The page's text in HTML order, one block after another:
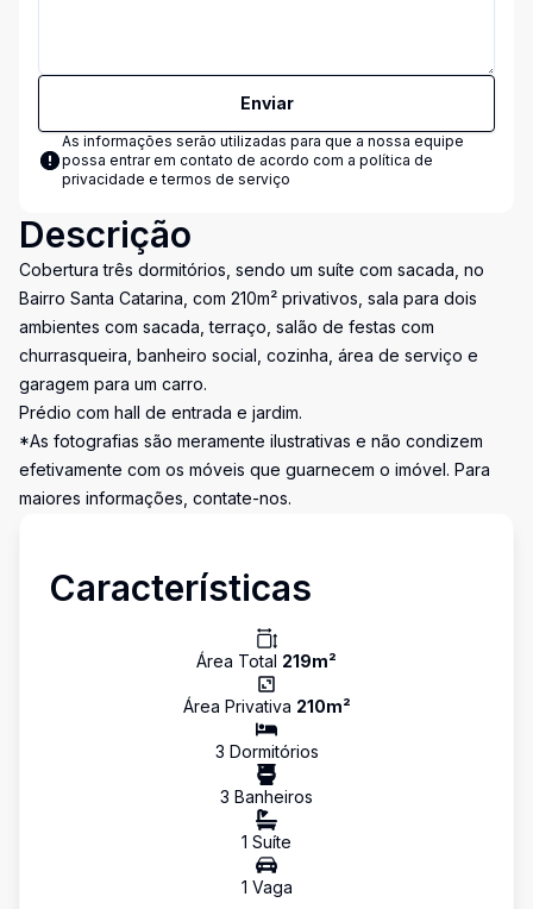
Enviar
As informações serão utilizadas para que a nossa equipe
possa entrar em contato de acordo com a política de
privacidade e termos de serviço
Descrição
Cobertura três dormitórios, sendo um suíte com sacada, no
Bairro Santa Catarina, com 210m² privativos, sala para dois
ambientes com sacada, terraço, salão de festas com
churrasqueira, banheiro social, cozinha, área de serviço e
garagem para um carro.
Prédio com hall de entrada e jardim.
*As fotografias são meramente ilustrativas e não condizem
efetivamente com os móveis que guarnecem o imóvel. Para
maiores informações, contate-nos.
Características
Área Total 219m²
Área Privativa 210m²
3 Dormitórios
3 Banheiros
1 Suíte
1 Vaga